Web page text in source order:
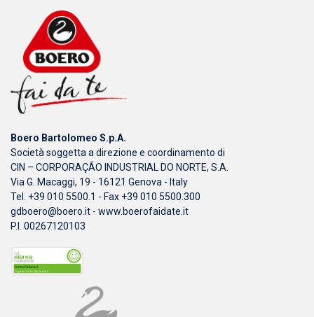
Boero Bartolomeo S.p.A.
Società soggetta a direzione e coordinamento di
CIN – CORPORAÇÃO INDUSTRIAL DO NORTE, S.A.
Via G. Macaggi, 19 - 16121 Genova - Italy
Tel. +39 010 5500.1 - Fax +39 010 5500.300
gdboero@boero.it - www.boerofaidate.it
P.I. 00267120103